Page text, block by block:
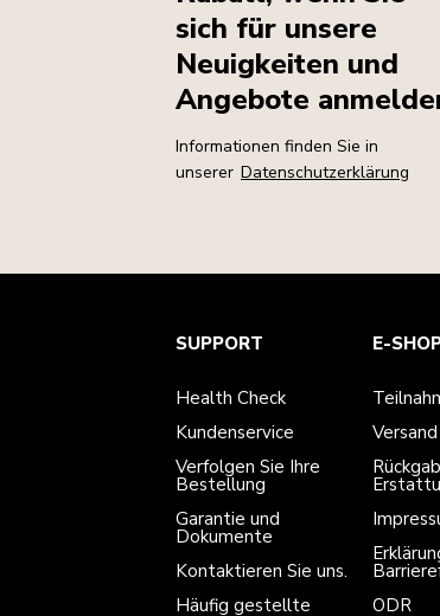
sich für unsere
Neuigkeiten und
Angebote
Informationen finden Sie in
unserer Datenschutzerklärung
Health Check
Kundenservice
Kontaktieren Sie uns.
Teilnahmebedingungen
Versand und Lieferung
Erklärung zur Barrierefreiheit
Die Marke
Unsere Geschichte
Händlersuche
SUPPORT
Health Check
Kundenservice
Verfolgen Sie Ihre
Bestellung
Garantie und
Dokumente
Kontaktieren Sie uns.
Häufig gestellte
E-
ODR